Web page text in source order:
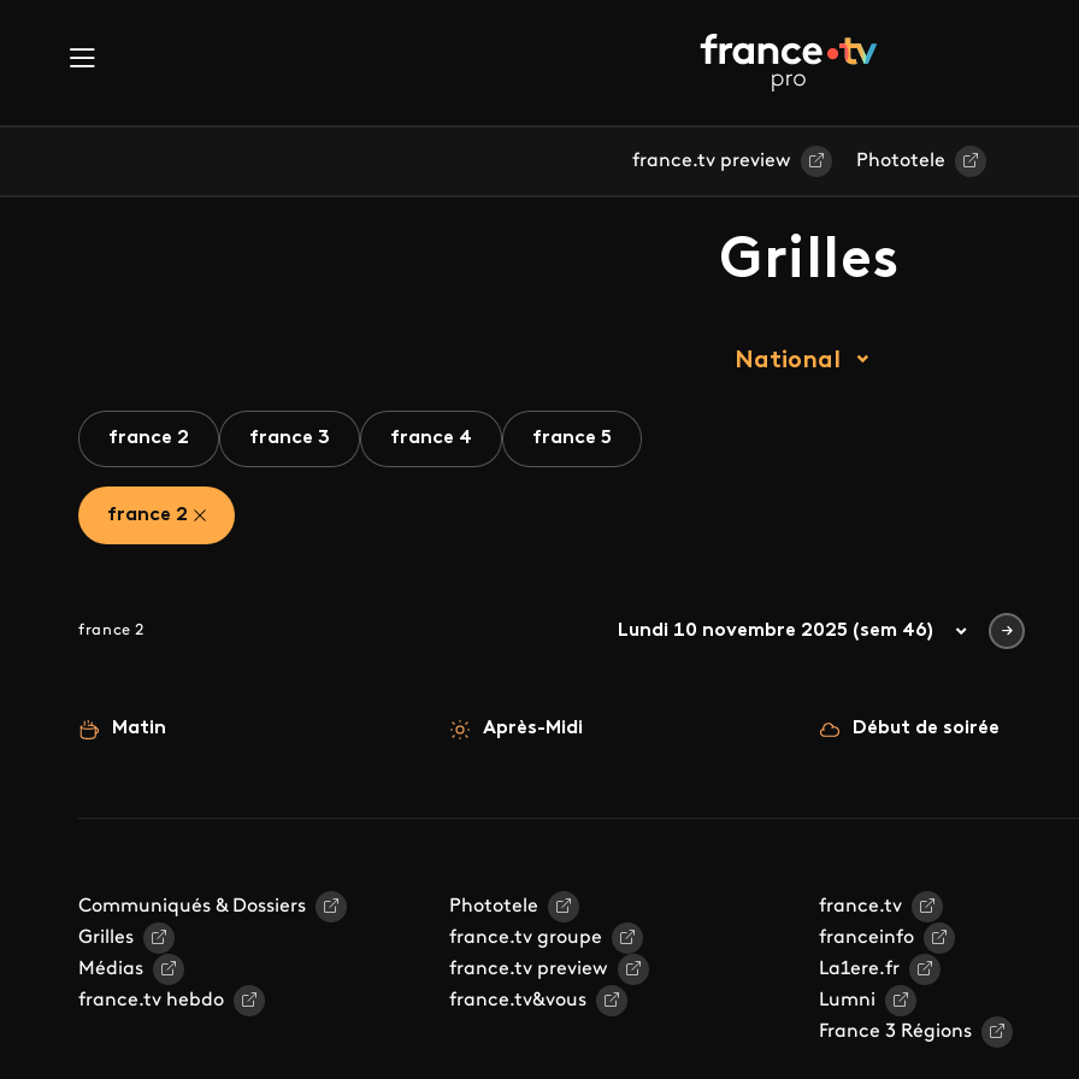
france.tv preview Phototele
Grilles
National
france 2 france 3 france 4 france 5
france 2
france 2 Lundi 10 novembre 2025 (sem 46)
Matin Après-Midi Début de soirée
Communiqués & Dossiers
Grilles
Médias
france.tv hebdo
Phototele
france.tv groupe
france.tv preview
france.tv&vous
france.tv
franceinfo
La1ere.fr
Lumni
France 3 Régions